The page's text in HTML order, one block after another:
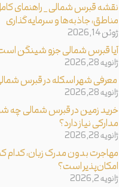
نقشه قبرس شمالی _ راهنمای
مناطق، جاذبه‌ها و سرمایه‌گذاری
ژوئن 14, 2026
آیا قبرس شمالی جزو شینگن
ژانویه 28, 2026
معرفی شهر اسکله در قبرس
ژانویه 28, 2026
خرید زمین در قبرس شمالی چه
مدارکی نیاز دارد؟
ژانویه 28, 2026
مهاجرت بدون مدرک زبان، کدام
امکان‌پذیر است؟
ژانویه 2, 2026